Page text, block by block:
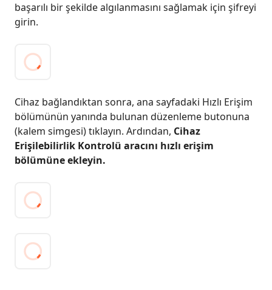
başarılı bir şekilde algılanmasını sağlamak için şifreyi
girin.
Cihaz bağlandıktan sonra, ana sayfadaki Hızlı Erişim
bölümünün yanında bulunan düzenleme butonuna
(kalem simgesi) tıklayın. Ardından, Cihaz
Erişilebilirlik Kontrolü aracını hızlı erişim
bölümüne ekleyin.